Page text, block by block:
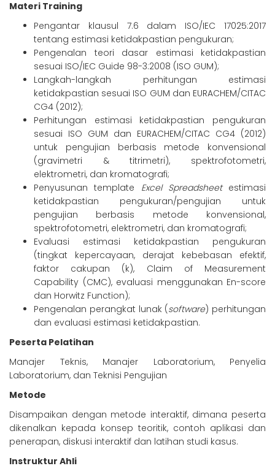
Materi Training
Pengantar klausul 7.6 dalam ISO/IEC 17025:2017
tentang estimasi ketidakpastian pengukuran;
Pengenalan teori dasar estimasi ketidakpastian
sesuai ISO/IEC Guide 98-3:2008 (ISO GUM);
Langkah-langkah perhitungan estimasi
ketidakpastian sesuai ISO GUM dan EURACHEM/CITAC
CG4 (2012);
Perhitungan estimasi ketidakpastian pengukuran
sesuai ISO GUM dan EURACHEM/CITAC CG4 (2012)
untuk pengujian berbasis metode konvensional
(gravimetri & titrimetri), spektrofotometri,
elektrometri, dan kromatografi;
Penyusunan template Excel Spreadsheetestimasi
ketidakpastian pengukuran/pengujian untuk
pengujian berbasis metode konvensional,
spektrofotometri, elektrometri, dan kromatografi;
Evaluasi estimasi ketidakpastian pengukuran
(tingkat kepercayaan, derajat kebebasan efektif,
faktor cakupan (k), Claim of Measurement
Capability (CMC), evaluasi menggunakan En-score
dan Horwitz Function);
Pengenalan perangkat lunak (software) perhitungan
dan evaluasi estimasi ketidakpastian.
Peserta Pelatihan
Manajer Teknis, Manajer Laboratorium, Penyelia
Laboratorium, dan Teknisi Pengujian
Metode
Disampaikan dengan metode interaktif, dimana peserta
dikenalkan kepada konsep teoritik, contoh aplikasi dan
penerapan, diskusi interaktif dan latihan studi kasus.
Instruktur Ahli